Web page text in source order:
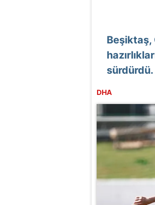
Beşiktaş,
sürdürdü.
DHA